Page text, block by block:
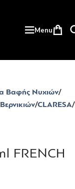
Menu
Βαφής Νυχιών
CLARESA
FRENCH